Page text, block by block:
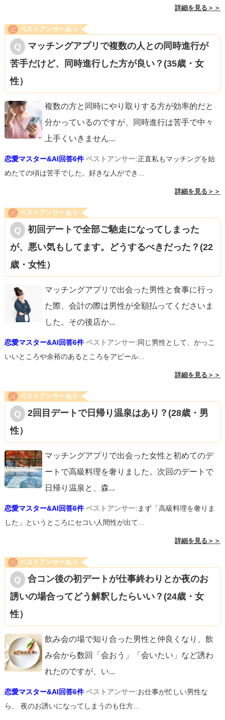
詳細を見る＞＞
ベストアンサーあり
マッチングアプリで複数の人との同時進行が
苦手だけど、同時進行した方が良い？(35歳・女
性）
複数の方と同時にやり取りする方が効率的だと
分かっているのですが、同時進行は苦手で中々
上手くいきません...
恋愛マスター&AI回答6件 ベストアンサー:正直私もマッチングを始
めたての頃は苦手でした。好きな人ができ...
詳細を見る＞＞
ベストアンサーあり
初回デートで全部ご馳走になってしまった
が、悪い気もしてます。どうするべきだった？(22
歳・女性）
マッチングアプリで出会った男性と食事に行っ
た際、会計の際は男性が全額払ってくださいま
した。その後店か...
恋愛マスター&AI回答6件 ベストアンサー:同じ男性として、かっこ
いいところや余裕のあるところをアピール...
詳細を見る＞＞
ベストアンサーあり
2回目デートで日帰り温泉はあり？(28歳・男
性）
マッチングアプリで出会った女性と初めてのデ
ートで高級料理を奢りました。次回のデートで
日帰り温泉と、森...
恋愛マスター&AI回答6件 ベストアンサー: まず「高級料理を奢りま
した」というところにセコい人間性が出て...
詳細を見る＞＞
ベストアンサーあり
合コン後の初デートが仕事終わりとか夜のお
誘いの場合ってどう解釈したらいい？(24歳・女
性）
飲み会の場で知り合った男性と仲良くなり、飲
み会から数回「会おう」「会いたい」など誘わ
れたのですが、い...
恋愛マスター&AI回答6件 ベストアンサー:お仕事が忙しい男性な
ら、 夜のお誘いになってしまうのも仕方...